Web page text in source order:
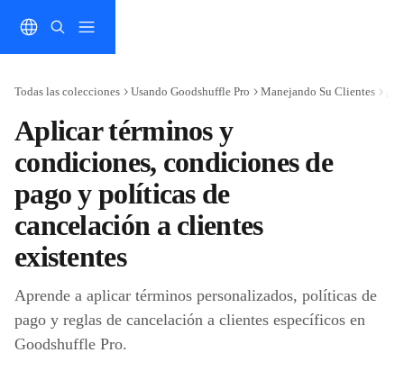
Todas las colecciones Usando Goodshuffle Pro Manejando Su Clientes
Aplicar términos y
condiciones, condiciones de
pago y políticas de
cancelación a clientes
existentes
Aprende a aplicar términos personalizados, políticas de
pago y reglas de cancelación a clientes específicos en
Goodshuffle Pro.